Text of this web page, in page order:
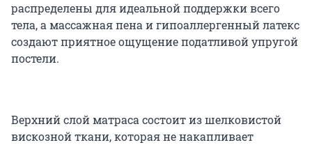
распределены для идеальной поддержки всего
тела, а массажная пена и гипоаллергенный латекс
создают приятное ощущение податливой упругой
постели.
Верхний слой матраса состоит из шелковистой
вискозной ткани, которая не накапливает